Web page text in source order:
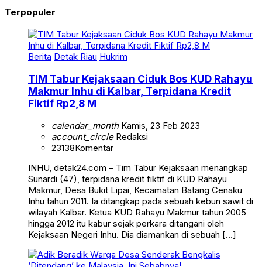
Terpopuler
Berita Detak Riau Hukrim
TIM Tabur Kejaksaan Ciduk Bos KUD Rahayu
Makmur Inhu di Kalbar, Terpidana Kredit
Fiktif Rp2,8 M
calendar_monthKamis, 23 Feb 2023
account_circleRedaksi
23138Komentar
INHU, detak24.com – Tim Tabur Kejaksaan menangkap
Sunardi (47), terpidana kredit fiktif di KUD Rahayu
Makmur, Desa Bukit Lipai, Kecamatan Batang Cenaku
Inhu tahun 2011. Ia ditangkap pada sebuah kebun sawit di
wilayah Kalbar. Ketua KUD Rahayu Makmur tahun 2005
hingga 2012 itu kabur sejak perkara ditangani oleh
Kejaksaan Negeri Inhu. Dia diamankan di sebuah […]